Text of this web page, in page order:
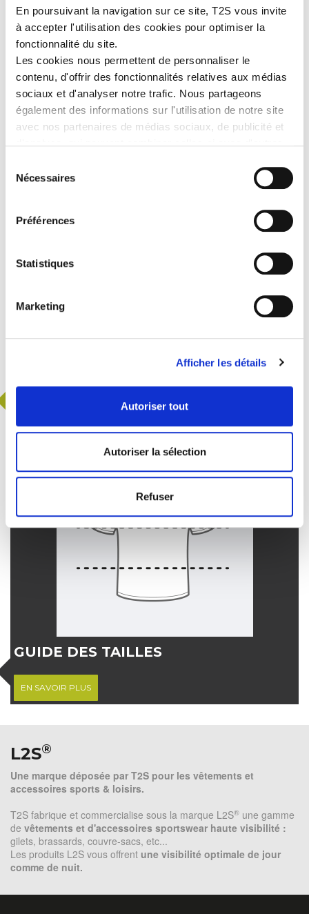
En poursuivant la navigation sur ce site, T2S vous invite
à accepter l'utilisation des cookies pour optimiser la
fonctionnalité du site.
Les cookies nous permettent de personnaliser le
contenu, d'offrir des fonctionnalités relatives aux médias
sociaux et d'analyser notre trafic. Nous partageons
également des informations sur l'utilisation de notre site
avec nos partenaires de médias sociaux, de publicité et
collectées lors de votre utilisation de leurs services.
Nécessaires
Préférences
Statistiques
Marketing
Afficher les détails
Autoriser tout
Autoriser la sélection
Refuser
GUIDE DES TAILLES
EN SAVOIR PLUS
L2S®
Une marque déposée par T2S pour les vêtements et
accessoires sports & loisirs.
T2S fabrique et commercialise sous la marque L2S® une gamme
de vêtements et d'accessoires sportswear haute visibilité :
gilets, brassards, couvre-sacs, etc...
Les produits L2S vous offrent une visibilité optimale de jour
comme de nuit.